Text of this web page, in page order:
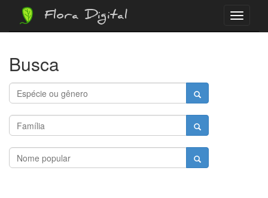
Menu
Flora Digital
Busca